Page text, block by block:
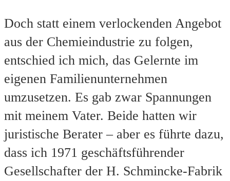
Doch statt einem verlockenden Angebot
aus der Chemieindustrie zu folgen,
entschied ich mich, das Gelernte im
eigenen Familienunternehmen
umzusetzen. Es gab zwar Spannungen
mit meinem Vater. Beide hatten wir
juristische Berater – aber es führte dazu,
dass ich 1971 geschäftsführender
Gesellschafter der H. Schmincke-Fabrik